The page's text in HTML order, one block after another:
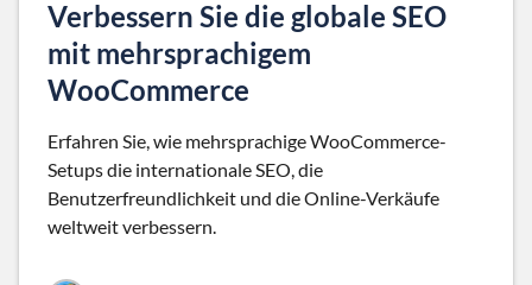
Verbessern Sie die globale SEO
mit mehrsprachigem
WooCommerce
Erfahren Sie, wie mehrsprachige WooCommerce-
Setups die internationale SEO, die
Benutzerfreundlichkeit und die Online-Verkäufe
weltweit verbessern.